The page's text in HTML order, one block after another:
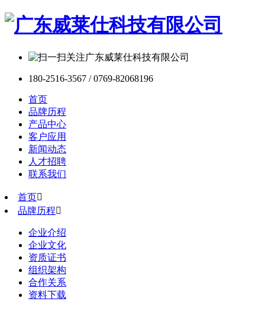
180-2516-3567 / 0769-82068196
首页
品牌历程
产品中心
客户应用
新闻动态
人才招聘
联系我们
首页
品牌历程
企业介绍
企业文化
资质证书
组织架构
合作关系
资料下载